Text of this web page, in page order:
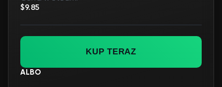
$9.85
KUP TERAZ
ALBO